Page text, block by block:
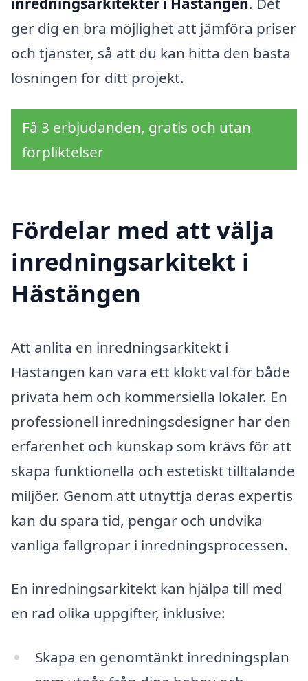
ger dig en bra möjlighet att jämföra priser
och tjänster, så att du kan hitta den bästa
lösningen för ditt projekt.
Få 3 erbjudanden, gratis och utan
förpliktelser
Fördelar med att välja
inredningsarkitekt i
Hästängen
Att anlita en inredningsarkitekt i
Hästängen kan vara ett klokt val för både
privata hem och kommersiella lokaler. En
professionell inredningsdesigner har den
erfarenhet och kunskap som krävs för att
skapa funktionella och estetiskt tilltalande
miljöer. Genom att utnyttja deras expertis
kan du spara tid, pengar och undvika
vanliga fallgropar i inredningsprocessen.
En inredningsarkitekt kan hjälpa till med
en rad olika uppgifter, inklusive:
Skapa en genomtänkt inredningsplan